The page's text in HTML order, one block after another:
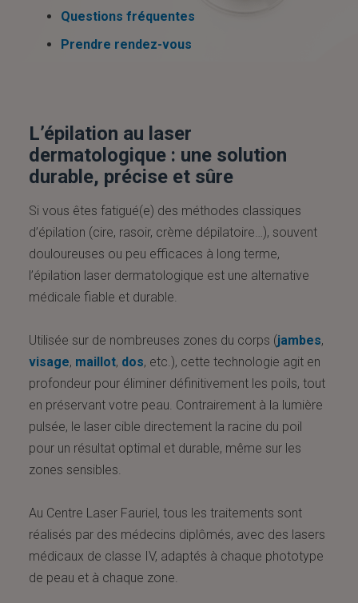
Questions fréquentes
Prendre rendez-vous
L’épilation au laser
dermatologique : une solution
durable, précise et sûre
Si vous êtes fatigué(e) des méthodes classiques
d’épilation (cire, rasoir, crème dépilatoire…), souvent
douloureuses ou peu efficaces à long terme,
l’épilation laser dermatologique est une alternative
médicale fiable et durable.
Utilisée sur de nombreuses zones du corps (jambes,
visage, maillot, dos, etc.), cette technologie agit en
profondeur pour éliminer définitivement les poils, tout
en préservant votre peau. Contrairement à la lumière
pulsée, le laser cible directement la racine du poil
pour un résultat optimal et durable, même sur les
zones sensibles.
Au Centre Laser Fauriel, tous les traitements sont
réalisés par des médecins diplômés, avec des lasers
médicaux de classe IV, adaptés à chaque phototype
de peau et à chaque zone.